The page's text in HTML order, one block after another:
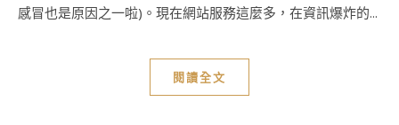
感冒也是原因之一啦)。現在網站服務這麼多，在資訊爆炸的...
閱讀全文